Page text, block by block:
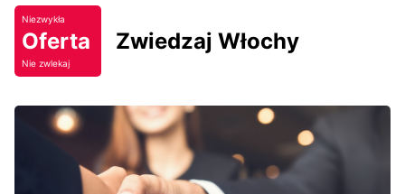
Niezwykła
Oferta
Nie zwlekaj
Zwiedzaj Włochy